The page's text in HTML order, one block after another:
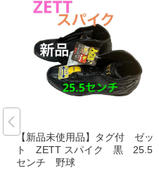
【新品未使用品】タグ付 ゼッ
ト ZETT スパイク 黒 25.5
センチ 野球